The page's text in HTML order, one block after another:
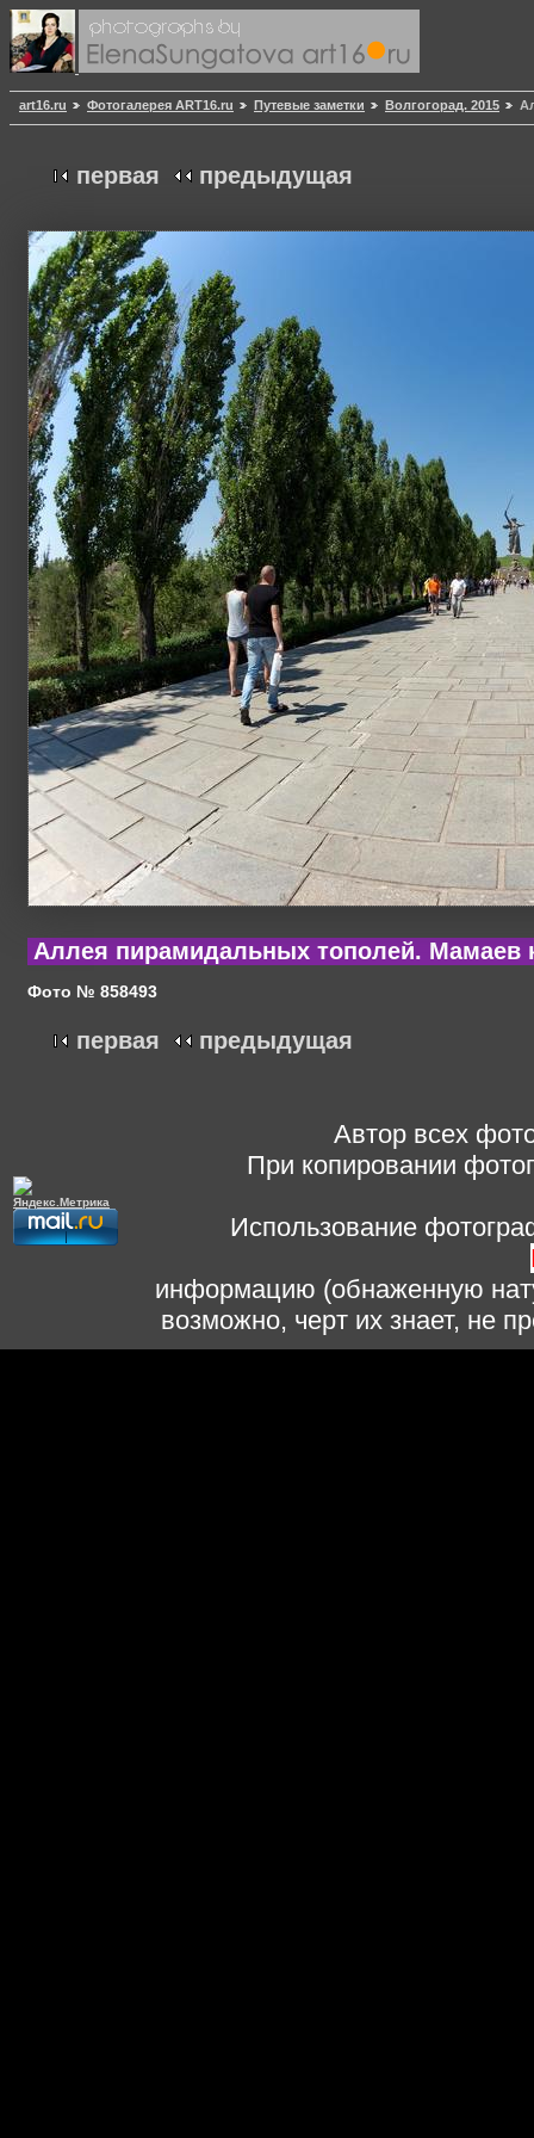
art16.ru Фотогалерея ART16.ru Путевые заметки Волгогорад. 2015
первая предыдущая
Аллея пирамидальных тополей. Мамаев
Фото № 858493
первая предыдущая
Автор всех
При копировании
Использование
информацию (обнаженную
возможно, черт их знает, не